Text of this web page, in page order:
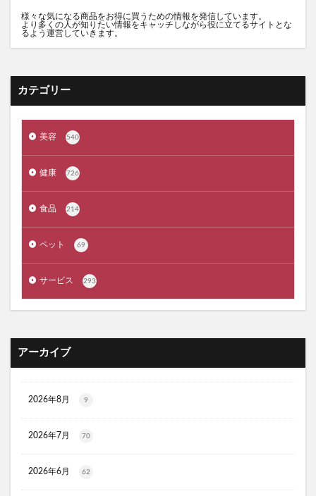
chatFLORA G(チャットフローラジー)
オリジンキャットフード
ブレインスリープピローネックコンディショニング
割れない鏡
ニオワンちゃん 美穀菜(びこくさい)
シボラナイトダイエットコーヒー
クラプロックス
マッスルデリ(Muscle Deli)
ベルシュヴーシャンプー
カラタスケアNMN
ファンケル無添加ブライトニング 透明美白1ヵ月集中キット
ZAO SODA(ザオウソーダ) 大人のカロリミット
OBREMO(オブレモ)
KAMIKAシルキースティックファンデーション
ピクミンめじるしアクセサリー2 ぬいぐるみ
推し活バッグ
様々な気になる商品をお得に買うための情報を発信しています。
より多くの人が知りたい情報をキャッチしながら役に立てるサイトとな
るよう運営していきます。
カテゴリー
美容 540
健康 726
食品 214
ペット 69
サービス 293
アーカイブ
2026年8月 9
2026年7月 70
2026年6月 62